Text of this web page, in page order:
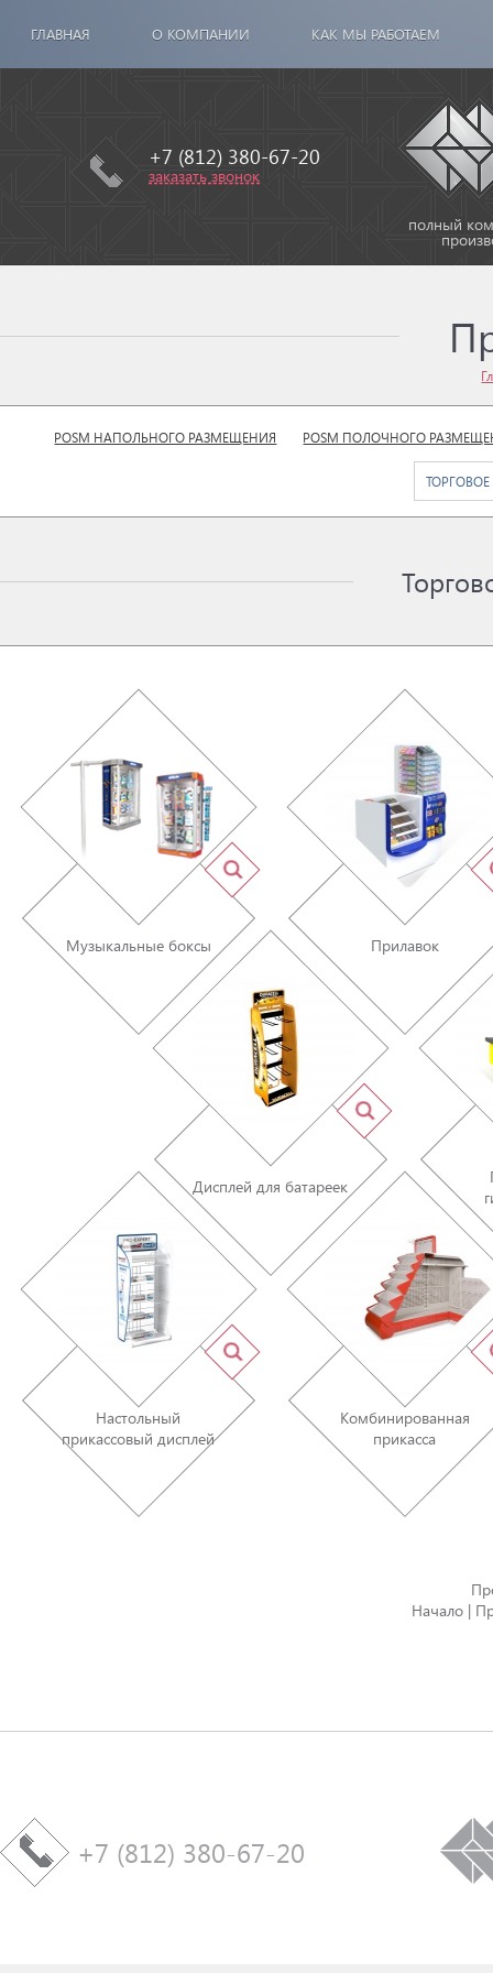
ГЛАВНАЯ О КОМПАНИИ КАК МЫ РАБОТАЕМ
+7 (812) 380-67-20
заказать звонок
полный
POSM НАПОЛЬНОГО РАЗМЕЩЕНИЯ POSM ПОЛОЧНОГО
Музыкальные боксы Прилавок
Дисплей для батареек
Настольный
прикассовый дисплей
Комбинированная
прикасса
Начало |
+7 (812) 380-67-20